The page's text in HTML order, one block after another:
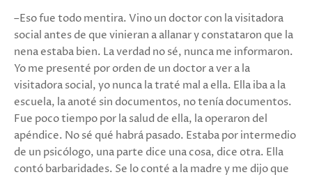
–Eso fue todo mentira. Vino un doctor con la visitadora
social antes de que vinieran a allanar y constataron que la
nena estaba bien. La verdad no sé, nunca me informaron.
Yo me presenté por orden de un doctor a ver a la
visitadora social, yo nunca la traté mal a ella. Ella iba a la
escuela, la anoté sin documentos, no tenía documentos.
Fue poco tiempo por la salud de ella, la operaron del
apéndice. No sé qué habrá pasado. Estaba por intermedio
de un psicólogo, una parte dice una cosa, dice otra. Ella
contó barbaridades. Se lo conté a la madre y me dijo que